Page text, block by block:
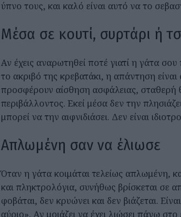
ύπνο τους, και καλό είναι αυτό να το
Μέσα σε κουτί, συρτάρι ή
Αν έχεις αναρωτηθεί ποτέ γιατί η γάτα
το ακριβό της κρεβατάκι, η απάντηση είναι
προσφέρουν αίσθηση ασφάλειας, σταθερή
περιβάλλοντος. Εκεί μέσα δεν την
μπορεί να την αιφνιδιάσει. Δεν είναι
Απλωμένη σαν να έλιωσε
Όταν η γάτα κοιμάται τελείως απλωμένη,
και πληκτρολόγια, συνήθως βρίσκεται σε
φοβάται, δεν κρυώνει και δεν βιάζεται.
αύριο». Αν μοιάζει να έχει λιώσει πάνω στο